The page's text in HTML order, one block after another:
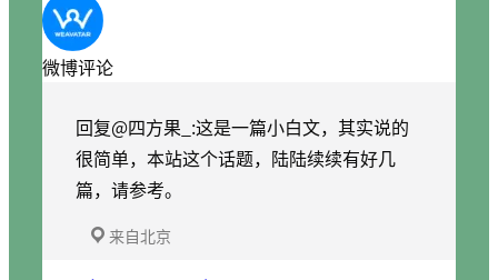
微博评论
回复@四方果_:这是一篇小白文，其实说的
很简单，本站这个话题，陆陆续续有好几
篇，请参考。
来自北京